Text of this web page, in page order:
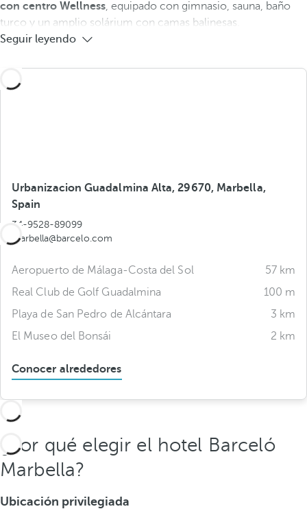
con centro Wellness, equipado con gimnasio, sauna, baño
turco y un amplio solárium con camas balinesas.
Seguir leyendo
Urbanizacion Guadalmina Alta, 29670, Marbella,
Spain
34-9528-89099
marbella@barcelo.com
Aeropuerto de Málaga-Costa del Sol
57 km
Real Club de Golf Guadalmina
100 m
Playa de San Pedro de Alcántara
3 km
El Museo del Bonsái
2 km
Conocer alrededores
¿Por qué elegir el hotel Barceló
Marbella?
Ubicación privilegiada